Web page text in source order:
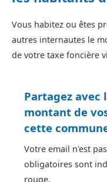
Vous habitez ou êtes
autres internautes le
de votre taxe foncière
Partagez avec
montant de
cette
Votre email n'est
obligatoires sont
rouge.